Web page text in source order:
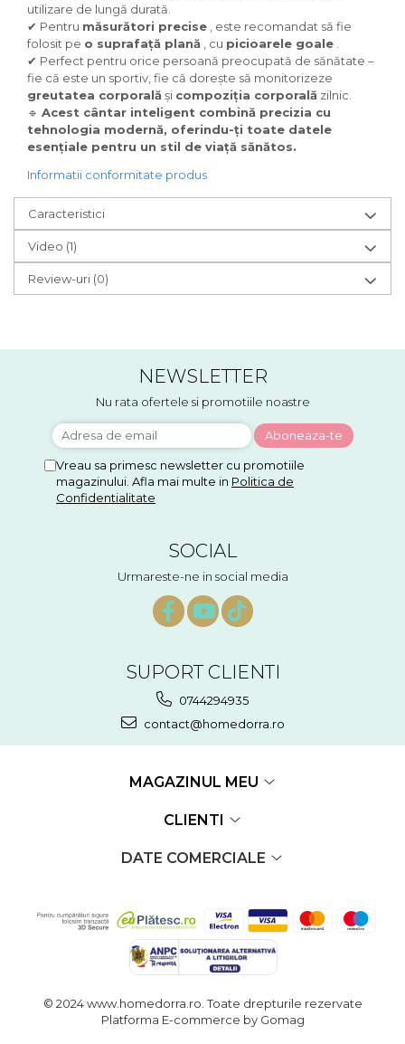
utilizare de lungă durată.
✔ Pentru măsurători precise , este recomandat să fie
folosit pe o suprafață plană , cu picioarele goale
✔ Perfect pentru orice persoană preocupată de sănătate –
fie că este un sportiv, fie că dorește să monitorizeze
greutatea corporală și compoziția corporală zilnic.
🔹 Acest cântar inteligent combină precizia cu
tehnologia modernă, oferindu-ți toate datele
esențiale pentru un stil de viață sănătos.
Informatii conformitate produs
Caracteristici
Video (1)
Review-uri (0)
NEWSLETTER
Nu rata ofertele si promotiile noastre
Vreau sa primesc newsletter cu promotiile
magazinului. Afla mai multe in Politica de
Confidentialitate
SOCIAL
Urmareste-ne in social media
SUPORT CLIENTI
0744294935
contact@homedorra.ro
MAGAZINUL MEU
CLIENTI
DATE COMERCIALE
© 2024 www.homedorra.ro. Toate drepturile rezervate
Platforma E-commerce by Gomag